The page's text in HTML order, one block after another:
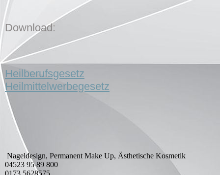
Download:
Heilberufsgesetz
Heilmittelwerbegesetz
Nageldesign, Permanent Make Up, Ästhetische Kosmetik
04523 95 89 800